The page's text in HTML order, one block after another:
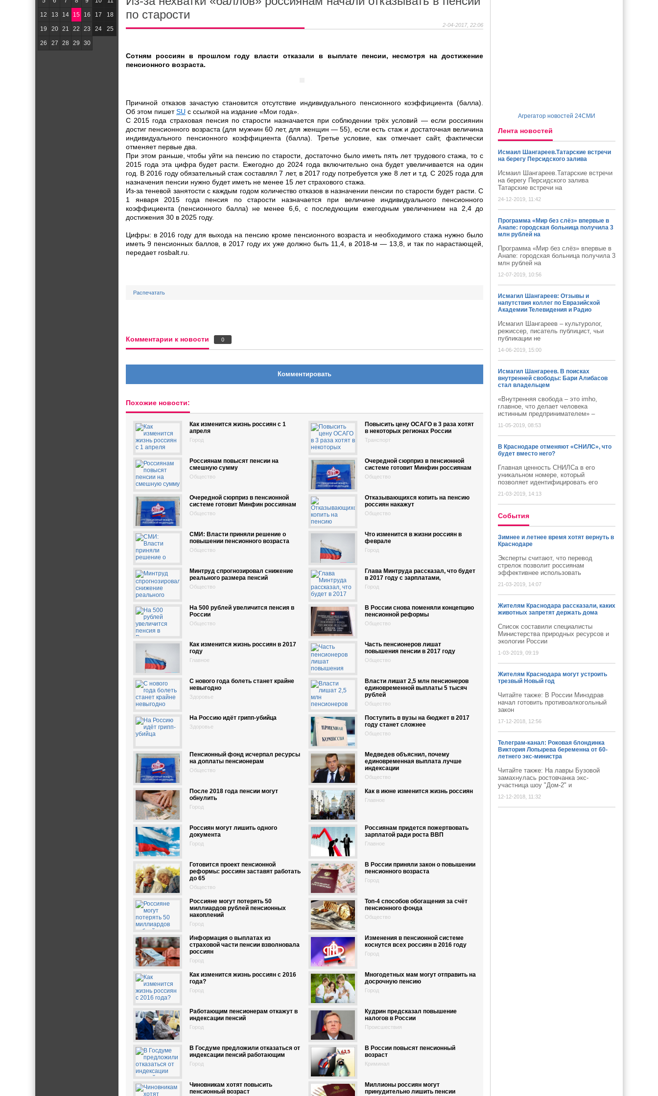
по старости
2-04-2017, 22:06
Сотням россиян в прошлом году власти отказали в выплате пенсии, несмотря на достижение
пенсионного возраста.
Причиной отказов зачастую становится отсутствие индивидуального пенсионного коэффициента (балла).
Об этом пишетSU с ссылкой на издание «Мои года».
С 2015 года страховая пенсия по старости назначается при соблюдении трёх условий — если россиянин
достиг пенсионного возраста (для мужчин 60 лет, для женщин — 55), если есть стаж и достаточная величина
индивидуального пенсионного коэффициента (балла). Третье условие, как отмечает сайт, фактически
отменяет первые два.
При этом раньше, чтобы уйти на пенсию по старости, достаточно было иметь пять лет трудового стажа, то с
2015 года эта цифра будет расти. Ежегодно до 2024 года включительно она будет увеличивается на один
год. В 2016 году обязательный стаж составлял 7 лет, в 2017 году потребуется уже 8 лет и т.д. С 2025 года для
назначения пенсии нужно будет иметь не менее 15 лет страхового стажа.
Из-за теневой занятости с каждым годом количество отказов в назначении пенсии по старости будет расти. С
1 января 2015 года пенсия по старости назначается при величине индивидуального пенсионного
коэффициента (пенсионного балла) не менее 6,6, с последующим ежегодным увеличением на 2,4 до
достижения 30 в 2025 году.
Цифры: в 2016 году для выхода на пенсию кроме пенсионного возраста и необходимого стажа нужно было
иметь 9 пенсионных баллов, в 2017 году их уже должно быть 11,4, в 2018-м — 13,8, и так по нарастающей,
передает rosbalt.ru.
Распечатать
Комментарии к новости 0
Комментировать
Похожие новости:
Как изменится жизнь россиян с 1
апреля
Город
Повысить цену ОСАГО в 3 раза хотят
в некоторых регионах России
Транспорт
Россиянам повысят пенсии на
смешную сумму
Общество
Очередной сюрприз в пенсионной
системе готовит Минфин россиянам
Общество
Очередной сюрприз в пенсионной
системе готовит Минфин россиянам
Общество
Отказывающихся копить на пенсию
россиян накажут
Общество
СМИ: Власти приняли решение о
повышении пенсионного возраста
Общество
Что изменится в жизни россиян в
феврале
Город
Минтруд спрогнозировал снижение
реального размера пенсий
Общество
Глава Минтруда рассказал, что будет
в 2017 году с зарплатами,
Город
На 500 рублей увеличится пенсия в
России
Общество
В России снова поменяли концепцию
пенсионной реформы
Общество
Как изменится жизнь россиян в 2017
году
Главное
Часть пенсионеров лишат
повышения пенсии в 2017 году
Общество
С нового года болеть станет крайне
невыгодно
Здоровье
Власти лишат 2,5 млн пенсионеров
единовременной выплаты 5 тысяч
рублей
Общество
На Россию идёт грипп-убийца
Здоровье
Поступить в вузы на бюджет в 2017
году станет сложнее
Общество
Пенсионный фонд исчерпал ресурсы
на доплаты пенсионерам
Общество
Медведев объяснил, почему
единовременная выплата лучше
индексации
Общество
После 2018 года пенсии могут
обнулить
Город
Как в июне изменится жизнь россиян
Главное
Россиян могут лишить одного
документа
Город
Россиянам придется пожертвовать
зарплатой ради роста ВВП
Главное
Готовится проект пенсионной
реформы: россиян заставят работать
до 65
Общество
В России приняли закон о повышении
пенсионного возраста
Город
Россияне могут потерять 50
миллиардов рублей пенсионных
накоплений
Город
Топ-4 способов обогащения за счёт
пенсионного фонда
Общество
Информация о выплатах из
страховой части пенсии взволновала
россиян
Город
Изменения в пенсионной системе
коснутся всех россиян в 2016 году
Город
Как изменится жизнь россиян с 2016
года?
Город
Многодетных мам могут отправить на
досрочную пенсию
Город
Работающим пенсионерам откажут в
индексации пенсий
Город
Кудрин предсказал повышение
налогов в России
Происшествия
В Госдуме предложили отказаться от
индексации пенсий работающим
Город
В России повысят пенсионный
возраст
Криминал
Чиновникам хотят повысить
пенсионный возраст
Миллионы россиян могут
принудительно лишить пенсии
12 13 14 15 16 17 18
19 20 21 22 23 24 25
26 27 28 29 30
Агрегатор новостей 24СМИ
Лента новостей
Исмаил Шангареев.Татарские встречи
на берегу Персидского залива
Исмаил Шангареев.Татарские встречи
на берегу Персидского залива
Татарские встречи на
24-12-2019, 11:42
Программа «Мир без слёз» впервые в
Анапе: городская больница получила 3
млн рублей на
Программа «Мир без слёз» впервые в
Анапе: городская больница получила 3
млн рублей на
12-07-2019, 10:56
Исмагил Шангареев: Отзывы и
напутствия коллег по Евразийской
Академии Телевидения и Радио
Исмагил Шангареев – культуролог,
режиссер, писатель публицист, чьи
публикации не
14-06-2019, 15:00
Исмагил Шангареев. В поисках
внутренней свободы: Бари Алибасов
стал владельцем
«Внутренняя свобода – это imho,
главное, что делает человека
истинным предпринимателем» –
11-05-2019, 08:53
В Краснодаре отменяют «СНИЛС», что
будет вместо него?
Главная ценность СНИЛСа в его
уникальном номере, который
позволяет идентифицировать его
21-03-2019, 14:13
Cобытия
Зимнее и летнее время хотят вернуть в
Краснодаре
Эксперты считают, что перевод
стрелок позволит россиянам
эффективнее использовать
21-03-2019, 14:07
Жителям Краснодара рассказали, каких
животных запретят держать дома
Список составили специалисты
Министерства природных ресурсов и
экологии России
1-03-2019, 09:19
Жителям Краснодара могут устроить
трезвый Новый год
Читайте также: В России Минздрав
начал готовить противоалкогольный
закон
17-12-2018, 12:56
Телеграм-канал: Роковая блондинка
Виктория Лопырева беременна от 60-
летнего экс-министра
Читайте также: На лавры Бузовой
замахнулась ростовчанка экс-
участница шоу "Дом-2" и
12-12-2018, 11:32